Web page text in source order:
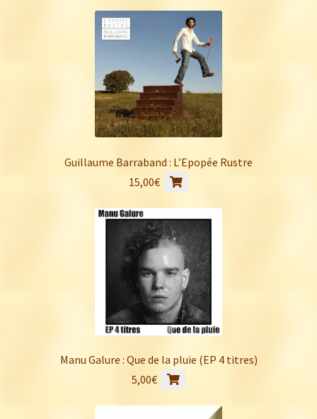
Guillaume Barraband : L’Epopée Rustre
15,00€
Manu Galure : Que de la pluie (EP 4 titres)
5,00€